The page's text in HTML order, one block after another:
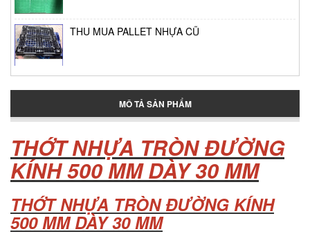
THU MUA PALLET NHỰA CŨ
Thùng đựng đá lớn
Pallet nhựa cũ Tân Phú
MÔ TẢ SẢN PHẨM
THỚT NHỰA TRÒN ĐƯỜNG
KÍNH 500 MM DÀY 30 MM
THỚT NHỰA TRÒN ĐƯỜNG KÍNH
500 MM DÀY 30 MM